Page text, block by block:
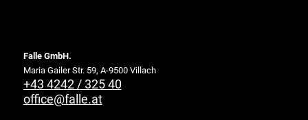
Falle GmbH.
Maria Gailer Str. 59, A-9500 Villach
+43 4242 / 325 40
office@falle.at